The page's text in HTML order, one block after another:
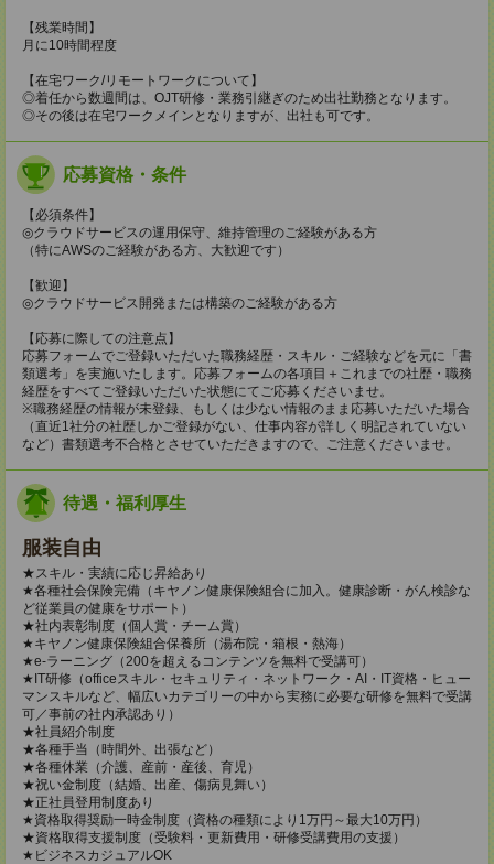
【残業時間】
月に10時間程度
【在宅ワーク/リモートワークについて】
◎着任から数週間は、OJT研修・業務引継ぎのため出社勤務となります。
◎その後は在宅ワークメインとなりますが、出社も可です。
応募資格・条件
【必須条件】
◎クラウドサービスの運用保守、維持管理のご経験がある方
（特にAWSのご経験がある方、大歓迎です）
【歓迎】
◎クラウドサービス開発または構築のご経験がある方
【応募に際しての注意点】
応募フォームでご登録いただいた職務経歴・スキル・ご経験などを元に「書
類選考」を実施いたします。応募フォームの各項目＋これまでの社歴・職務
経歴をすべてご登録いただいた状態にてご応募くださいませ。
※職務経歴の情報が未登録、もしくは少ない情報のまま応募いただいた場合
（直近1社分の社歴しかご登録がない、仕事内容が詳しく明記されていない
など）書類選考不合格とさせていただきますので、ご注意くださいませ。
待遇・福利厚生
服装自由
★スキル・実績に応じ昇給あり
★各種社会保険完備（キヤノン健康保険組合に加入。健康診断・がん検診な
ど従業員の健康をサポート）
★社内表彰制度（個人賞・チーム賞）
★キヤノン健康保険組合保養所（湯布院・箱根・熱海）
★e-ラーニング（200を超えるコンテンツを無料で受講可）
★IT研修（officeスキル・セキュリティ・ネットワーク・AI・IT資格・ヒュー
マンスキルなど、幅広いカテゴリーの中から実務に必要な研修を無料で受講
可／事前の社内承認あり）
★社員紹介制度
★各種手当（時間外、出張など）
★各種休業（介護、産前・産後、育児）
★祝い金制度（結婚、出産、傷病見舞い）
★正社員登用制度あり
★資格取得奨励一時金制度（資格の種類により1万円～最大10万円）
★資格取得支援制度（受験料・更新費用・研修受講費用の支援）
★ビジネスカジュアルOK